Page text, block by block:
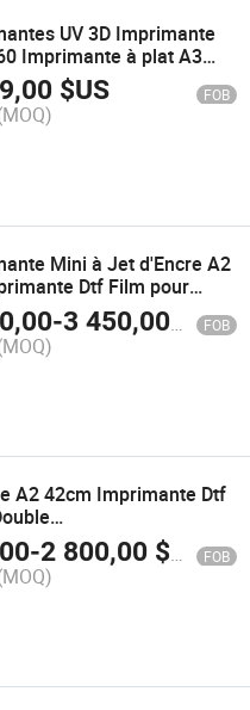
UV 3D Imprimante
Imprimante à plat A3
de bouteilles
UV Impression
à rouleau
$US FOB
Mini à Jet d'Encre A2
Dtf Film pour
30cm 40cm Dtf
pour T-Shirt avec
XP600/I3200
-3 450,00$US
FOB
A2 42cm Imprimante Dtf
I1600/I3200head avec
à Poudre Secouante
à Chaleur
-2 800,00 $US FOB